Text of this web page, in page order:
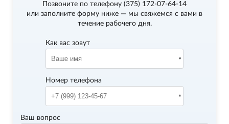
Позвоните по телефону (375) 172-07-64-14
или заполните форму ниже — мы свяжемся с вами в
течение рабочего дня.
Как вас зовут
Номер телефона
Ваш вопрос